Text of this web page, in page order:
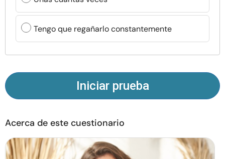
Recursos
Comunidad
Encuentra un terapeuta
Sobre nosotros Contáctanos Escríbenos
nosotros
© Copyright 2026. Todos los derechos reservados.
Tengo que regañarlo constantemente
Iniciar prueba
Acerca de este cuestionario